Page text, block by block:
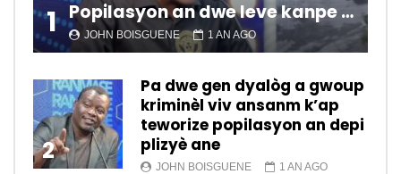
1 Popilasyon an dwe leve kanpe pou chanje sitiyasyon kawotik l’ap viv nan peyi a.
JOHN BOISGUENE 1 AN AGO
2
Pa dwe gen dyalòg a gwoup
kriminèl viv ansanm k’ap
teworize popilasyon an depi
plizyè ane
JOHN BOISGUENE 1 AN AGO